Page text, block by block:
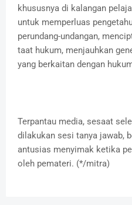
khususnya di kalangan
untuk memperluas
perundang-undangan,
taat hukum, menjauhkan
yang berkaitan dengan
Terpantau media, sesaat
dilakukan sesi tanya jawab,
antusias menyimak ketika
oleh pemateri. (*/mitra)